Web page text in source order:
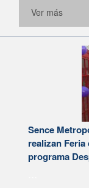
Ver más
Sence
realizan
programa